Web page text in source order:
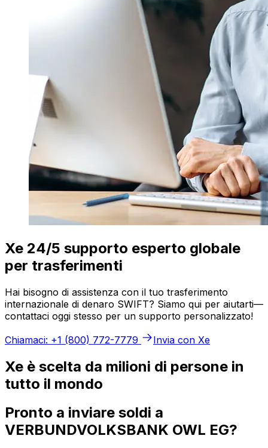
Xe 24/5 supporto esperto globale
per trasferimenti
Hai bisogno di assistenza con il tuo trasferimento
internazionale di denaro SWIFT? Siamo qui per aiutarti—
contattaci oggi stesso per un supporto personalizzato!
Chiamaci: +1 (800) 772-7779
Invia con Xe
Xe è scelta da milioni di persone in
tutto il mondo
Pronto a inviare soldi a
VERBUNDVOLKSBANK OWL EG?